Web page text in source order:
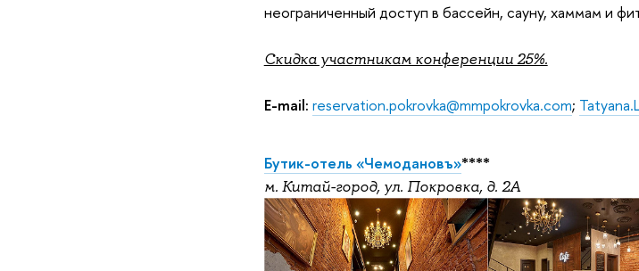
неограниченный доступ в бассейн, сауну, хаммам и
Скидка участникам конференции 25%.
E-mail: reservation.pokrovka@mmpokrovka.com;
Бутик-отель «Чемодановъ»****
м. Китай-город, ул. Покровка, д. 2А